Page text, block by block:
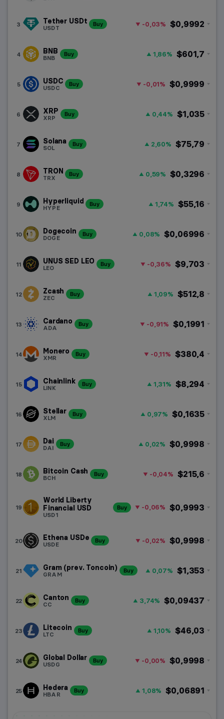
Memecoinok
DeFi
RWA
3 Tether USDt
USDT
Buy $0,9992
-0,03%
4 BNB
BNB
Buy $601,7
1,86%
5 USDC
USDC
Buy $0,9999
-0,01%
6 XRP
XRP
Buy $1,035
0,44%
7 Solana
SOL
Buy $75,79
2,60%
8 TRON
TRX
Buy $0,3296
0,59%
9 Hyperliquid
HYPE
Buy $55,16
1,74%
10 Dogecoin
DOGE
Buy $0,06996
0,08%
11 UNUS SED LEO
LEO
Buy $9,703
-0,36%
12 Zcash
ZEC
Buy $512,8
1,09%
13 Cardano
ADA
Buy $0,1991
-0,91%
14 Monero
XMR
Buy $380,4
-0,11%
15 Chainlink
LINK
Buy $8,294
1,31%
16 Stellar
XLM
Buy $0,1635
0,97%
17 Dai
DAI
Buy $0,9998
0,02%
18 Bitcoin Cash
BCH
Buy $215,6
-0,04%
19
World Liberty
Financial USD
USD1
Buy $0,9993
-0,06%
20 Ethena USDe
USDE
Buy $0,9998
-0,02%
21 Gram (prev. Toncoin)
GRAM
Buy $1,353
0,07%
22 Canton
CC
Buy $0,09437
3,74%
23 Litecoin
LTC
Buy $46,03
1,10%
24 Global Dollar
USDG
Buy $0,9998
-0,00%
25 Hedera
HBAR
Buy $0,06891
1,08%